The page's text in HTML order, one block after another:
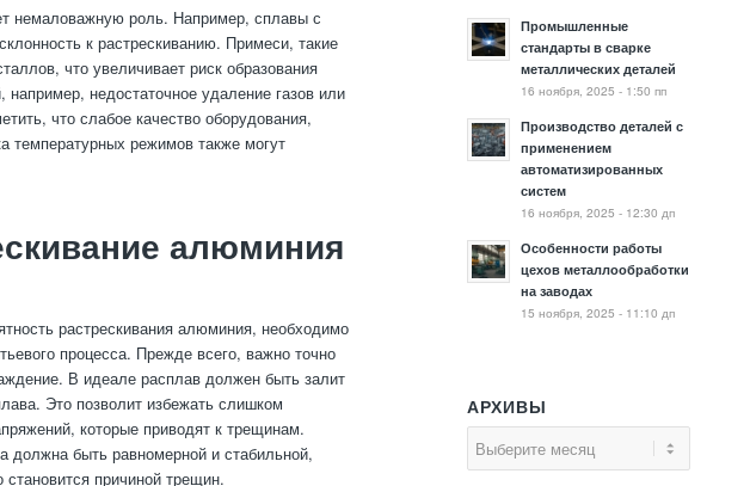
немаловажную роль. Например, сплавы с
к растрескиванию. Примеси, такие
что увеличивает риск образования
недостаточное удаление газов или
что слабое качество оборудования,
температурных режимов также могут
алюминия
растрескивания алюминия, необходимо
процесса. Прежде всего, важно точно
В идеале расплав должен быть залит
Это позволит избежать слишком
которые приводят к трещинам.
быть равномерной и стабильной,
причиной трещин.
Промышленные
стандарты в сварке
металлических деталей
16 ноября, 2025 - 1:50 пп
Производство деталей с
применением
автоматизированных
систем
16 ноября, 2025 - 12:30 дп
Особенности работы
цехов металлообработки
на заводах
15 ноября, 2025 - 11:10 дп
АРХИВЫ